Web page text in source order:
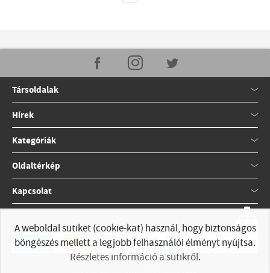
Társoldalak
Hírek
Kategóriák
Oldaltérkép
Kapcsolat
A weboldal sütiket (cookie-kat) használ, hogy biztonságos
böngészés mellett a legjobb felhasználói élményt nyújtsa.
Részletes információ a sütikről.